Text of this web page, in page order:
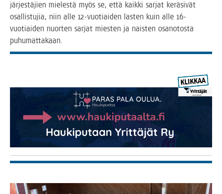
jär­jes­tä­jien mie­les­tä myös se, että kaik­ki sar­jat kerä­si­vät
osal­lis­tu­jia, niin alle 12-vuo­tiai­den las­ten kuin alle 16-
vuo­tiai­den nuor­ten sar­jat mies­ten ja nais­ten osa­no­tos­ta
puhumattakaan.